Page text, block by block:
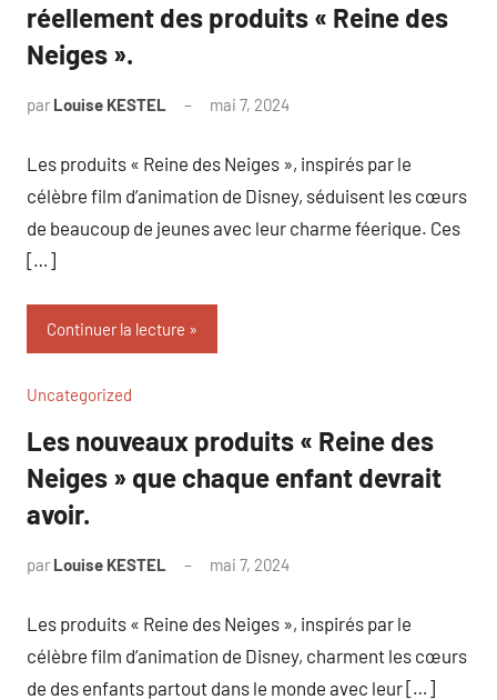
réellement des produits « Reine des
Neiges ».
par Louise KESTEL mai 7, 2024
Les produits « Reine des Neiges », inspirés par le
célèbre film d’animation de Disney, séduisent les cœurs
de beaucoup de jeunes avec leur charme féerique. Ces
[…]
Continuer la lecture
Uncategorized
Les nouveaux produits « Reine des
Neiges » que chaque enfant devrait
avoir.
par Louise KESTEL mai 7, 2024
Les produits « Reine des Neiges », inspirés par le
célèbre film d’animation de Disney, charment les cœurs
de des enfants partout dans le monde avec leur […]